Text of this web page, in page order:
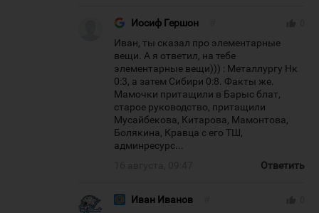
Иосиф Гершон
Иван, ты сказал про элементарные
вещи. А я ответил, на тебе
элементарные вещи))) : Металлургу Нк
0:3, а затем Сибири 0:8. Факты же.
Мамочки притащили в Барыс блат,
старое руководство, притащили
Мусайбекова, Китарова, Мамонтова,
Болякина, Кравца с его ТШ,
админресурс...
Ответить
Иван Иванов